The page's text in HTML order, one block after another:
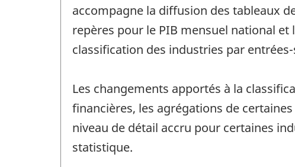
accompagne la diffusion des tableaux
repères pour le PIB mensuel national
classification des industries par
Les changements apportés à la
financières, les agrégations de
niveau de détail accru pour certaines
statistique.